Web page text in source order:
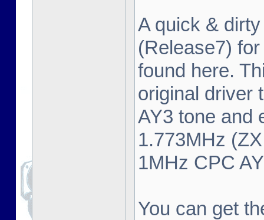
A quick &
(Release7)
found here.
original driver
AY3 tone and
1.773MHz
1MHz CPC
You can get